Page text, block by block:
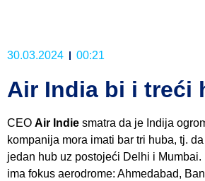
30.03.2024 00:21
Air India bi i treći
CEO Air Indie smatra da je Indija
kompanija mora imati bar tri huba, tj.
jedan hub uz postojeći Delhi i
ima fokus aerodrome: Ahmedabad,